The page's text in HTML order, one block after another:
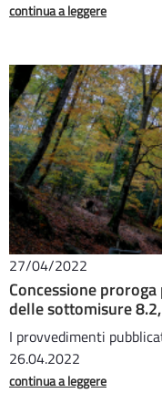
continua a leggere
27/04/2022
Concessione
delle sottomisure
I provvedimenti
26.04.2022
continua a leggere